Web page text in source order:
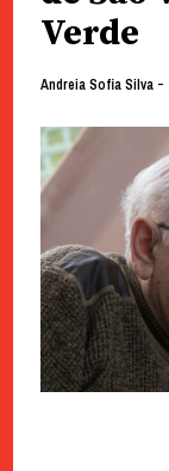
Verde
Andreia Sofia Silva-